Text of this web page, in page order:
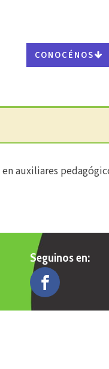
CONOCÉNOS
auxiliares
Seguinos en: